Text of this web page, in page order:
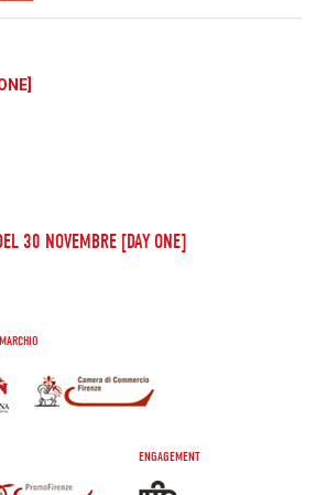
30 NOVEMBRE [DAY ONE]
ENGAGEMENT